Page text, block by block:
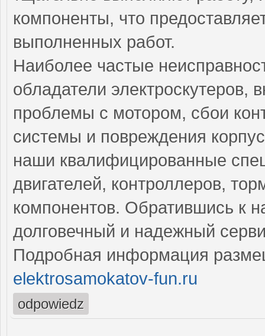
компоненты, что
выполненных работ.
Наиболее частые
обладатели
проблемы с мотором, сбои
системы и повреждения
наши квалифицированные
двигателей, контроллеров,
компонентов. Обратившись к
долговечный и надежный
Подробная информация
elektrosamokatov-fun.ru
odpowiedz